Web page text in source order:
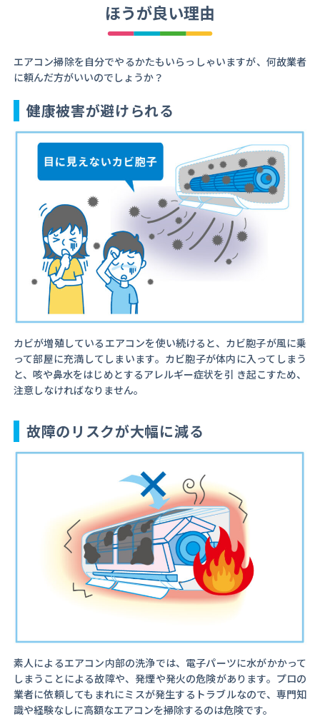
ほうが良い理由
エアコン掃除を自分でやるかたもいらっしゃいますが、何故業者
に頼んだ方がいいのでしょうか？
健康被害が避けられる
カビが増殖しているエアコンを使い続けると、カビ胞子が風に乗
って部屋に充満してしまいます。カビ胞子が体内に入ってしまう
と、咳や鼻水をはじめとするアレルギー症状を引 き起こすため、
注意しなければなりません。
故障のリスクが大幅に減る
素人によるエアコン内部の洗浄では、電子パーツに水がかかって
しまうことによる故障や、発煙や発火の危険があります。プロの
業者に依頼してもまれにミスが発生するトラブルなので、専門知
識や経験なしに高額なエアコンを掃除するのは危険です。